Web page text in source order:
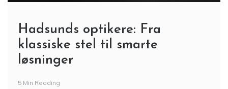
Hadsunds optikere: Fra
klassiske stel til smarte
løsninger
5 Min Reading